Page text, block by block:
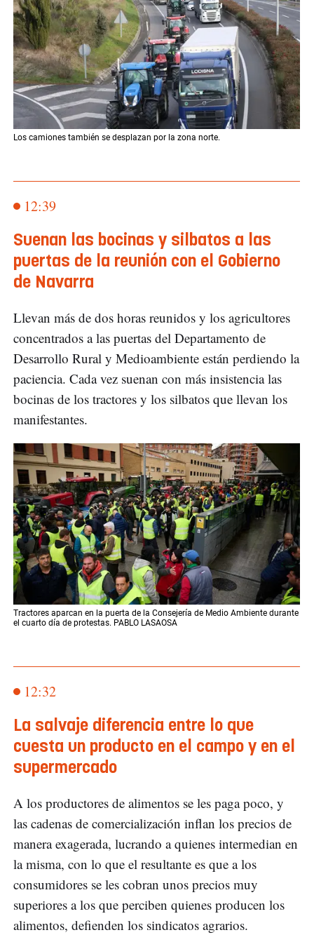
Los camiones también se desplazan por la zona norte.
12:39
Suenan las bocinas y silbatos a las
puertas de la reunión con el Gobierno
de Navarra
Llevan más de dos horas reunidos y los agricultores
concentrados a las puertas del Departamento de
Desarrollo Rural y Medioambiente están perdiendo la
paciencia. Cada vez suenan con más insistencia las
bocinas de los tractores y los silbatos que llevan los
manifestantes.
Tractores aparcan en la puerta de la Consejería de Medio Ambiente durante
el cuarto día de protestas. PABLO LASAOSA
12:32
La salvaje diferencia entre lo que
cuesta un producto en el campo y en el
supermercado
A los productores de alimentos se les paga poco, y
las cadenas de comercialización inflan los precios de
manera exagerada, lucrando a quienes intermedian en
la misma, con lo que el resultante es que a los
consumidores se les cobran unos precios muy
superiores a los que perciben quienes producen los
alimentos, defienden los sindicatos agrarios.